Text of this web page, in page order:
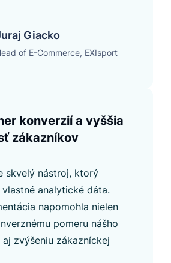
Giacko
of E-Commerce, EXIsport
konverzií a vyššia
zákazníkov
skvelý nástroj, ktorý
analytické dáta.
napomohla nielen
pomeru nášho
zvýšeniu zákazníckej